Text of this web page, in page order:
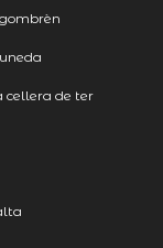
cellera de ter